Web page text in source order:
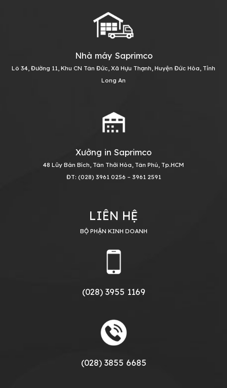
Nhà máy Saprimco
Lô 34, Đường 11, Khu CN Tân Đức, Xã Hựu Thạnh, Huyện Đức Hòa, Tỉnh
Long An
Xưởng in Saprimco
48 Lũy Bán Bích, Tân Thới Hòa, Tân Phú, Tp.HCM
ĐT: (028) 3961 0256 – 3961 2591
LIÊN HỆ
BỘ PHẬN KINH DOANH
(028) 3955 1169
(028) 3855 6685